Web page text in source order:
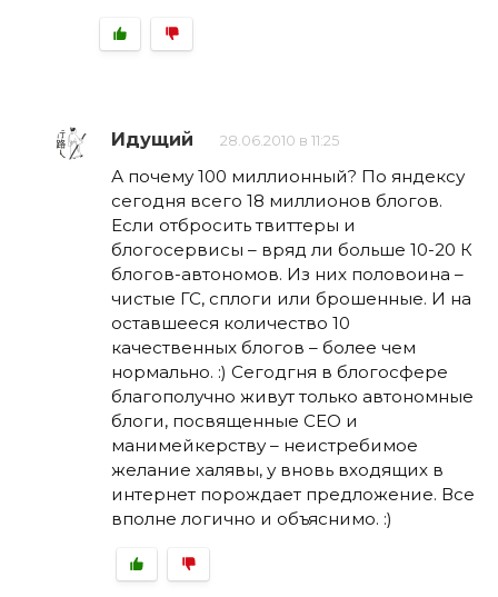
Идущий 28.06.2010 в 11:25
А почему 100 миллионный? По яндексу
сегодня всего 18 миллионов блогов.
Если отбросить твиттеры и
блогосервисы – вряд ли больше 10-20 К
блогов-автономов. Из них половоина –
чистые ГС, сплоги или брошенные. И на
оставшееся количество 10
качественных блогов – более чем
нормально. :) Сегодгня в блогосфере
благополучно живут только автономные
блоги, посвященные СЕО и
манимейкерству – неистребимое
желание халявы, у вновь входящих в
интернет порождает предложение. Все
вполне логично и объяснимо. :)